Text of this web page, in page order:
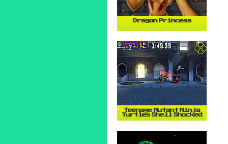
Dragon Princess
Teenage Mutant Ninja
Turtles Shell Shocked